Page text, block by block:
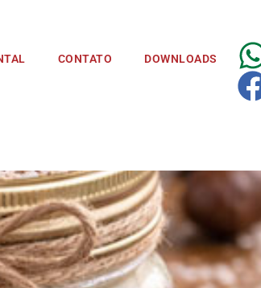
CONTATO DOWNLOADS
cobrir, rechear e decorar. Ideal para
Line® existe para adoçar a nossa